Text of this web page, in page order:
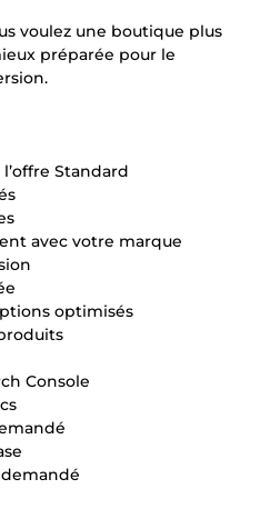
voulez une boutique plus
préparée pour le
Standard
avec votre marque
optimisés
Console
demandé